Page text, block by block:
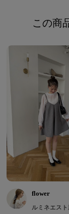
この商
flower
ルミネエス